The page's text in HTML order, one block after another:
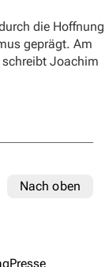
die Hoffnung
geprägt. Am
Joachim
Nach oben
Presse